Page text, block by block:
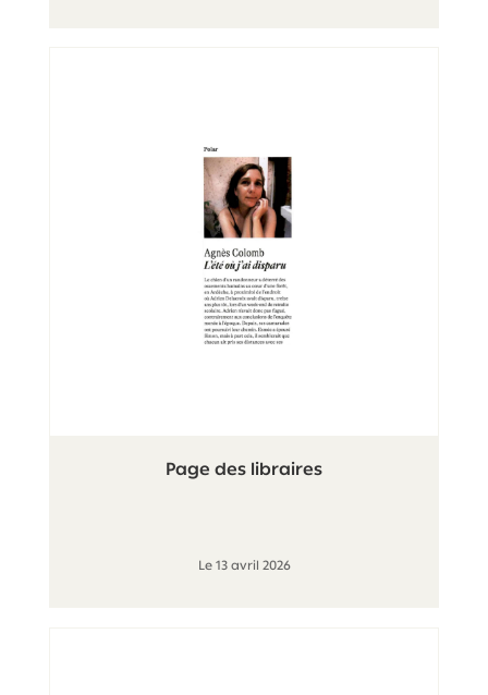
Page des libraires
Le 13 avril 2026